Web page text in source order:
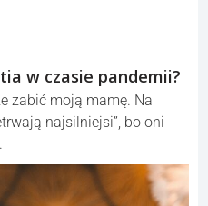
w czasie pandemii?
zabić moją mamę. Na
najsilniejsi”, bo oni